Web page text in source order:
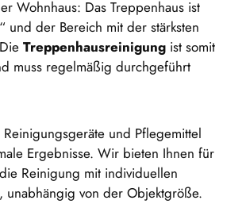
Wohnhaus: Das Treppenhaus ist
und der Bereich mit der stärksten
Treppenhausreinigung ist somit
muss regelmäßig durchgeführt
und Pflegemittel
Ergebnisse. Wir bieten Ihnen für
Reinigung mit individuellen
unabhängig von der Objektgröße.